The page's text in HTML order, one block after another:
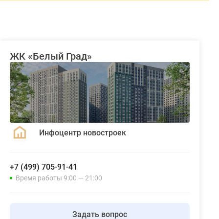
ЖК «Белый Град»
Инфоцентр новостроек
+7 (499) 705-91-41
Время работы 9:00 — 21:00
Задать вопрос